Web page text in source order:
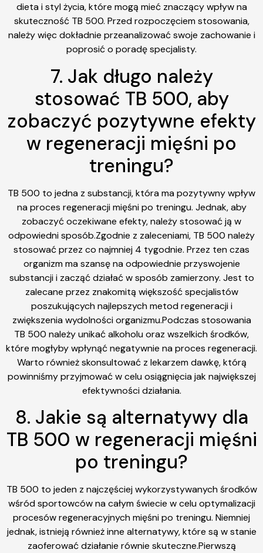
dieta i styl życia, które mogą mieć znaczący wpływ na
skuteczność TB 500. Przed rozpoczęciem stosowania,
należy więc dokładnie przeanalizować swoje zachowanie i
poprosić o poradę specjalisty.
7. Jak długo należy
stosować TB 500, aby
zobaczyć pozytywne efekty
w regeneracji mięśni po
treningu?
TB 500 to jedna z substancji, która ma pozytywny wpływ
na proces regeneracji mięśni po treningu. Jednak, aby
zobaczyć oczekiwane efekty, należy stosować ją w
odpowiedni sposób.Zgodnie z zaleceniami, TB 500 należy
stosować przez co najmniej 4 tygodnie. Przez ten czas
organizm ma szansę na odpowiednie przyswojenie
substancji i zacząć działać w sposób zamierzony. Jest to
zalecane przez znakomitą większość specjalistów
poszukujących najlepszych metod regeneracji i
zwiększenia wydolności organizmu.Podczas stosowania
TB 500 należy unikać alkoholu oraz wszelkich środków,
które mogłyby wpłynąć negatywnie na proces regeneracji.
Warto również skonsultować z lekarzem dawkę, którą
powinniśmy przyjmować w celu osiągnięcia jak największej
efektywności działania.
8. Jakie są alternatywy dla
TB 500 w regeneracji mięśni
po treningu?
TB 500 to jeden z najczęściej wykorzystywanych środków
wśród sportowców na całym świecie w celu optymalizacji
procesów regeneracyjnych mięśni po treningu. Niemniej
jednak, istnieją również inne alternatywy, które są w stanie
zaoferować działanie równie skuteczne.Pierwszą